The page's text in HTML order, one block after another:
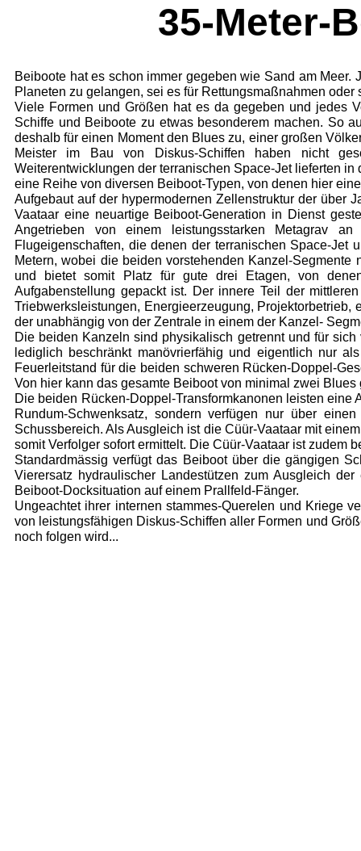
35-Meter-
Beiboote hat es schon immer gegeben wie Sand am
Planeten zu gelangen, sei es für Rettungsmaßnahmen
Viele Formen und Größen hat es da gegeben und jedes
Schiffe und Beiboote zu etwas besonderem machen. So
deshalb für einen Moment den Blues zu, einer großen
Meister im Bau von Diskus-Schiffen haben nicht
Weiterentwicklungen der terranischen Space-Jet lieferten
eine Reihe von diversen Beiboot-Typen, von denen hier
Aufgebaut auf der hypermodernen Zellenstruktur der über
Vaataar eine neuartige Beiboot-Generation in Dienst
Angetrieben von einem leistungsstarken Metagrav
Flugeigenschaften, die denen der terranischen Space-Jet
Metern, wobei die beiden vorstehenden Kanzel-
und bietet somit Platz für gute drei Etagen, von
Aufgabenstellung gepackt ist. Der innere Teil der
Triebwerksleistungen, Energieerzeugung,
der unabhängig von der Zentrale in einem der Kanzel-
Die beiden Kanzeln sind physikalisch getrennt und für
lediglich beschränkt manövrierfähig und eigentlich nur
Feuerleitstand für die beiden schweren Rücken-Doppel-
Von hier kann das gesamte Beiboot von minimal zwei Blues
Die beiden Rücken-Doppel-Transformkanonen leisten
Rundum-Schwenksatz, sondern verfügen nur über
Schussbereich. Als Ausgleich ist die Cüür-Vaataar mit
somit Verfolger sofort ermittelt. Die Cüür-Vaataar ist zudem
Standardmässig verfügt das Beiboot über die gängigen
Vierersatz hydraulischer Landestützen zum Ausgleich
Beiboot-Docksituation auf einem Prallfeld-Fänger.
Ungeachtet ihrer internen stammes-Querelen und Kriege
von leistungsfähigen Diskus-Schiffen aller Formen und
noch folgen wird...